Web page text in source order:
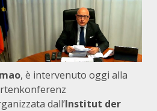
, è intervenuto oggi alla
dall’Institut der